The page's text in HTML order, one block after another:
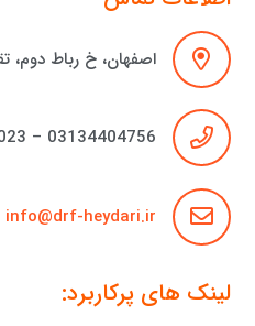
اصفهان، خ رباط دوم،
03134404756 – 09138299023
info@drf-heydari.ir
لینک های پرکاربرد: